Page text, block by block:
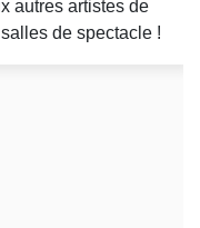
autres artistes de
de spectacle !